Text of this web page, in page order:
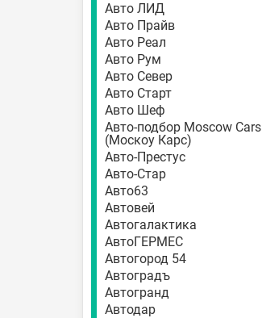
Авто ЛИД
Авто Прайв
Авто Реал
Авто Рум
Авто Север
Авто Старт
Авто Шеф
Авто-подбор Moscow Cars
(Москоу Карс)
Авто-Престус
Авто-Стар
Авто63
Автовей
Автогалактика
АвтоГЕРМЕС
Автогород 54
Автоградъ
Автогранд
Автодар